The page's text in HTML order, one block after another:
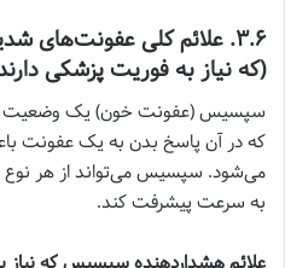
۳.۶. علائم کلی عفونت‌های
(که نیاز به فوریت پزشکی
سپسیس (عفونت خون) یک وضعیت
که در آن پاسخ بدن به یک عفونت
می‌شود. سپسیس می‌تواند از هر نوع
به سرعت پیشرفت کند.